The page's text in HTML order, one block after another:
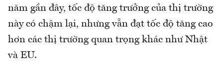
năm gần đây, tốc độ tăng trưởng của thị trường
này có chậm lại, nhưng vẫn đạt tốc độ tăng cao
hơn các thị trường quan trọng khác như Nhật
và EU.